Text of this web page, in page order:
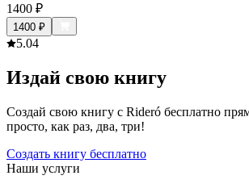
1400 ₽
1400 ₽
5.04
Издай свою книгу
Создай свою книгу с Rideró бесплатно
просто, как раз, два, три!
Создать книгу бесплатно
Наши услуги